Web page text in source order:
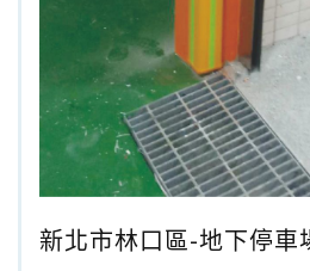
10.反向尋車系統實績
11.周邊配備-紅綠燈實績
12.周邊配備-滿車燈箱實績
13.周邊配備-防撞條實績
14.邊配備-車輪檔實績
新北市林口區-地下停車